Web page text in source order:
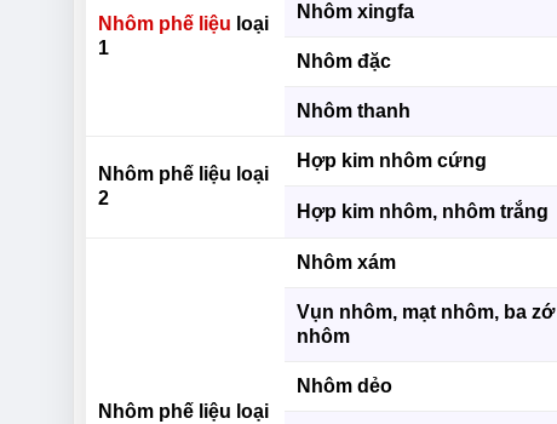
Nhôm phế liệu loại
1
Nhôm xingfa
Nhôm đặc
Nhôm thanh
Nhôm phế liệu loại
2
Hợp kim nhôm cứng
Hợp kim nhôm, nhôm trắng
Nhôm phế liệu loại
Nhôm xám
Vụn nhôm, mạt nhôm, ba zớ
nhôm
Nhôm dẻo